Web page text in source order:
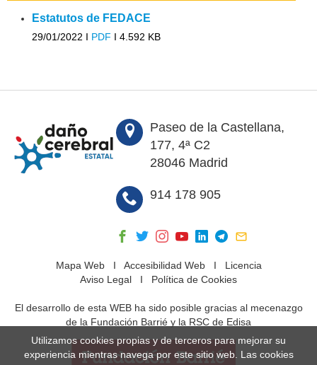
Estatutos de FEDACE
29/01/2022 I PDF I 4.592 KB
Paseo de la Castellana,
177, 4ª C2
28046 Madrid
914 178 905
Mapa WebI Accesibilidad WebI Licencia
Aviso Legal I Política de Cookies
El desarrollo de esta WEB ha sido posible gracias al mecenazgo
de la Fundación Barrié y la RSC de Edisa
Utilizamos cookies propias y de terceros para mejorar su
experiencia mientras navega por este sitio web. Las cookies